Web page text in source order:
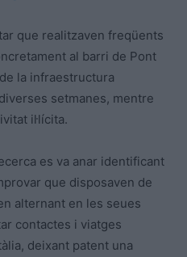
que realitzaven freqüents
al barri de Pont
la infraestructura
setmanes, mentre
il·lícita.
es va anar identificant
que disposaven de
alternant en les seues
contactes i viatges
deixant patent una